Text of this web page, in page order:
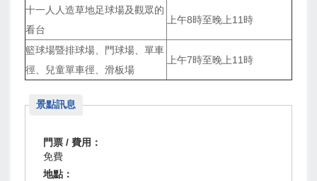
十一人人造草地足球場及觀眾的
看台
上午8時至晚上11時
籃球場暨排球場、門球場、單車
徑、兒童單車徑、滑板場
上午7時至晚上11時
景點訊息
門票 / 費用：
免費
地點：